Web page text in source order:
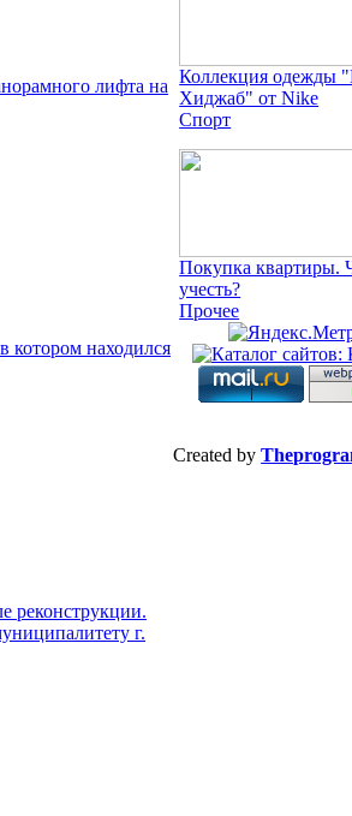
лифта на
котором находился
реконструкции.
г.
Коллекция одежды
Хиджаб" от Nike
Спорт
Покупка квартиры.
учесть?
Прочее
Created by